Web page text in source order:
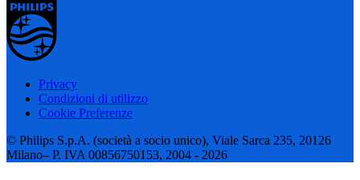
Privacy
Condizioni di utilizzo
Cookie Preferenze
© Philips S.p.A. (società a socio unico), Viale Sarca 235, 20126
Milano– P. IVA 00856750153, 2004 - 2026